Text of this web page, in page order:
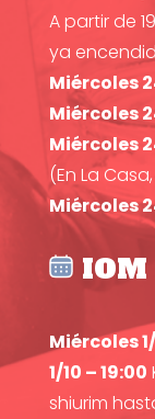
A partir de
ya
Miércoles
Miércoles
Miércoles
(En La
Miércoles
IOM
Miércoles
1/10 – 19:00
shiurim